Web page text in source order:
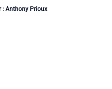
: Anthony Prioux